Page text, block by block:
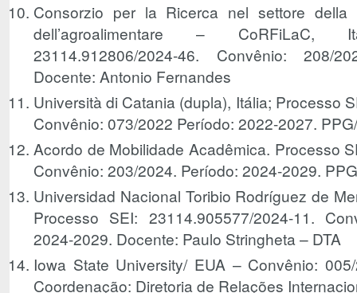
Consorzio per la Ricerca nel settore della
dell’agroalimentare – CoRFiLaC,
23114.912806/2024-46. Convênio: 208/
Docente: Antonio Fernandes
Università di Catania (dupla), Itália; Processo
Convênio: 073/2022 Período: 2022-2027.
Acordo de Mobilidade Acadêmica. Processo
Convênio: 203/2024. Período: 2024-2029.
Universidad Nacional Toribio Rodríguez de
Processo SEI: 23114.905577/2024-11.
2024-2029. Docente: Paulo Stringheta – DTA
Iowa State University/ EUA – Convênio:
Coordenação: Diretoria de Relações